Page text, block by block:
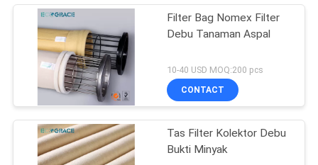
Filter Bag Nomex Filter
Debu Tanaman Aspal
10-40 USD MOQ:200 pcs
CONTACT
Tas Filter Kolektor Debu
Bukti Minyak